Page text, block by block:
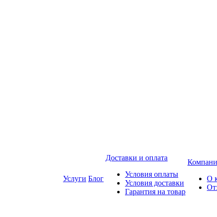
Услуги Блог
Доставки и оплата
Условия оплаты
Условия доставки
Гарантия на товар
О